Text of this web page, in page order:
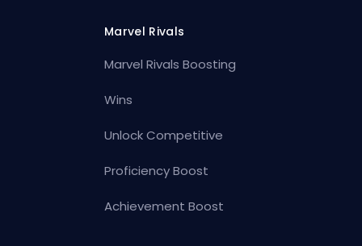
Marvel Rivals
Marvel Rivals Boosting
Wins
Unlock Competitive
Proficiency Boost
Achievement Boost